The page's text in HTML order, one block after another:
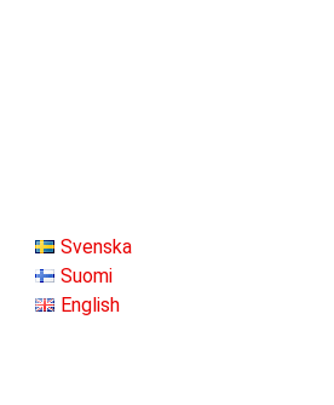
Svenska
Suomi
English